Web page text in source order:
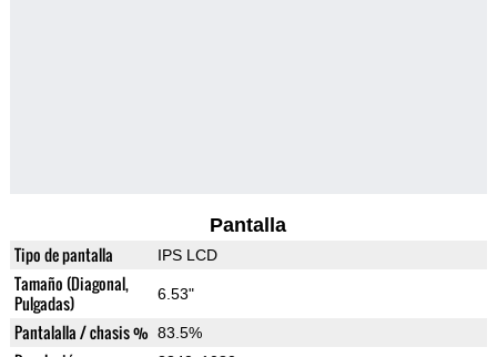
Pantalla
Tipo de pantalla IPS LCD
Tamaño (Diagonal,
Pulgadas)
6.53"
Pantalalla / chasis % 83.5%